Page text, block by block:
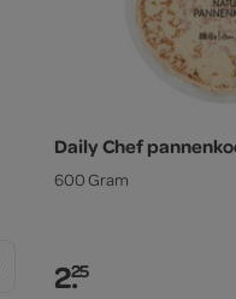
Daily Chef
600 Gram
2.25